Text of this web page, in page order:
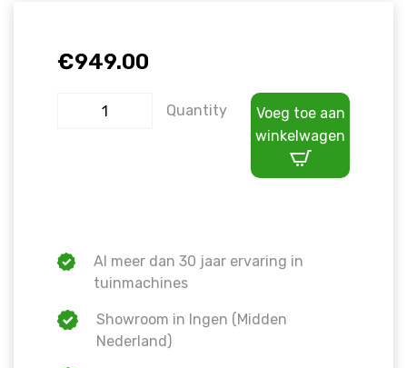
€949.00
Quantity
Voeg toe aan
winkelwagen
Al meer dan 30 jaar ervaring in
tuinmachines
Showroom in Ingen (Midden
Nederland)